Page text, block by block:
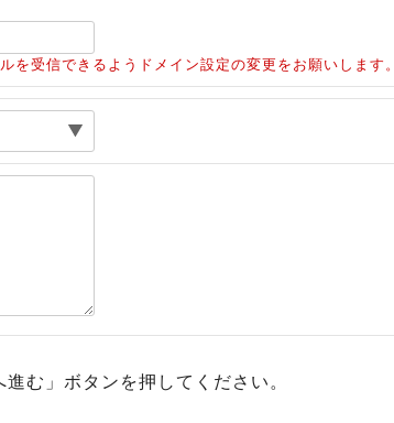
受信できるようドメイン設定の変更をお願いします。
む」ボタンを押してください。